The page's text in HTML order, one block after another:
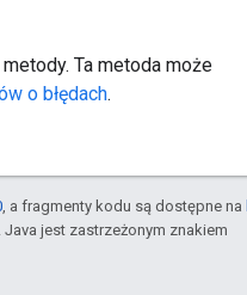
Ta metoda może
o błędach.
, a fragmenty kodu są dostępne na
. Java jest zastrzeżonym znakiem